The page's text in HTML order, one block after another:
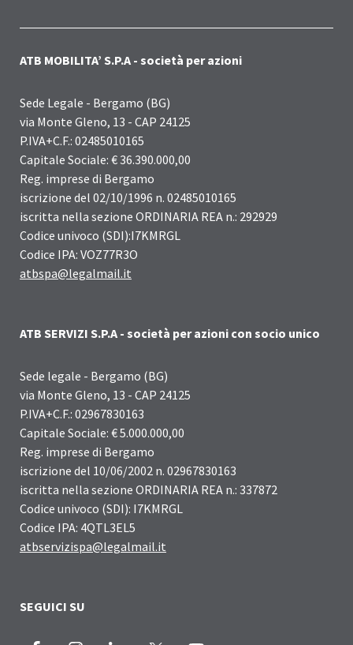
ATB MOBILITA’ S.P.A - società per azioni
Sede Legale - Bergamo (BG)
via Monte Gleno, 13 - CAP 24125
P.IVA+C.F.: 02485010165
Capitale Sociale: € 36.390.000,00
Reg. imprese di Bergamo
iscrizione del 02/10/1996 n. 02485010165
iscritta nella sezione ORDINARIA REA n.: 292929
Codice univoco (SDI):I7KMRGL
Codice IPA: VOZ77R3O
atbspa@legalmail.it
ATB SERVIZI S.P.A - società per azioni con socio unico
Sede legale - Bergamo (BG)
via Monte Gleno, 13 - CAP 24125
P.IVA+C.F.: 02967830163
Capitale Sociale: € 5.000.000,00
Reg. imprese di Bergamo
iscrizione del 10/06/2002 n. 02967830163
iscritta nella sezione ORDINARIA REA n.: 337872
Codice univoco (SDI): I7KMRGL
Codice IPA: 4QTL3EL5
atbservizispa@legalmail.it
SEGUICI SU